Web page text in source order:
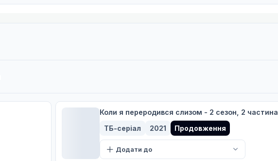
Коли я переродився слизом - 2 сезон, 2 частина
ТБ-серіал
2021 Продовження
Додати до